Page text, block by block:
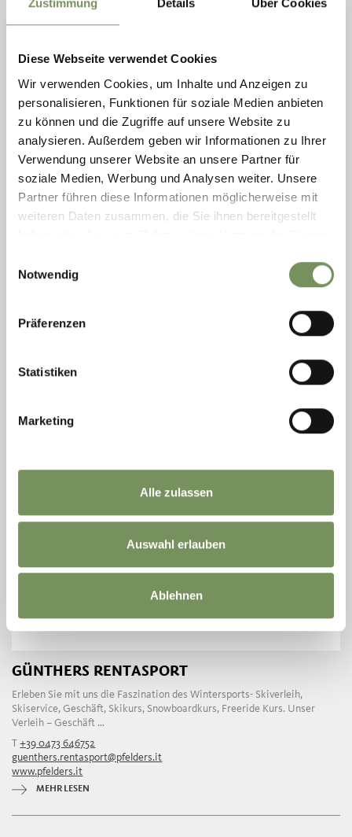
Zustimmung Details Über Cookies
Diese Webseite verwendet Cookies
Wir verwenden Cookies, um Inhalte und Anzeigen zu
personalisieren, Funktionen für soziale Medien anbieten
zu können und die Zugriffe auf unsere Website zu
analysieren. Außerdem geben wir Informationen zu Ihrer
Verwendung unserer Website an unsere Partner für
soziale Medien, Werbung und Analysen weiter. Unsere
Partner führen diese Informationen möglicherweise mit
weiteren Daten zusammen, die Sie ihnen bereitgestellt
Notwendig
Präferenzen
Statistiken
Marketing
Alle zulassen
Auswahl erlauben
Ablehnen
SKIVERLEIH GUFLER
von Ski, Skischuhen, Helme, Rodeln, Schneeschuhe,... Beheizte Skidepots
info@skiverleih-gufler.com
GÜNTHERS RENTASPORT
Erleben Sie mit uns die Faszination des Wintersports- Skiverleih,
Skiservice, Geschäft, Skikurs, Snowboardkurs, Freeride Kurs. Unser
Verleih – Geschäft ...
T+39 0473 646752
guenthers.rentasport@pfelders.it
www.pfelders.it
MEHR LESEN